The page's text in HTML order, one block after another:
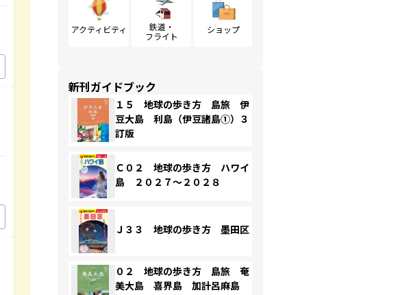
アクティビティ
鉄道・
フライト
ショップ
新刊ガイドブック
１５ 地球の歩き方 島旅 伊
豆大島 利島（伊豆諸島①）３
訂版
Ｃ０２ 地球の歩き方 ハワイ
島 ２０２７～２０２８
Ｊ３３ 地球の歩き方 墨田区
０２ 地球の歩き方 島旅 奄
美大島 喜界島 加計呂麻島